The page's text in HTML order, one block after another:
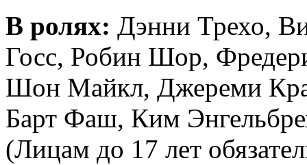
В ролях: Дэнни Трехо,
Госс, Робин Шор,
Шон Майкл, Джереми
Барт Фаш, Ким
(Лицам до 17 лет